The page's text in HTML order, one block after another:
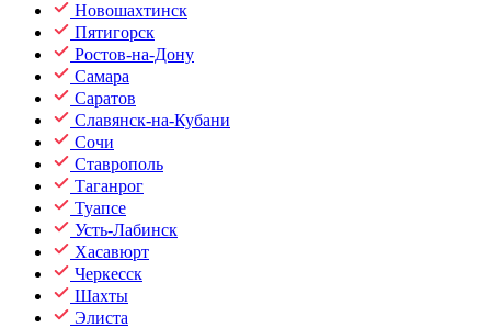
Новошахтинск
Пятигорск
Ростов-на-Дону
Самара
Саратов
Славянск-на-Кубани
Сочи
Ставрополь
Таганрог
Туапсе
Усть-Лабинск
Хасавюрт
Черкесск
Шахты
Элиста